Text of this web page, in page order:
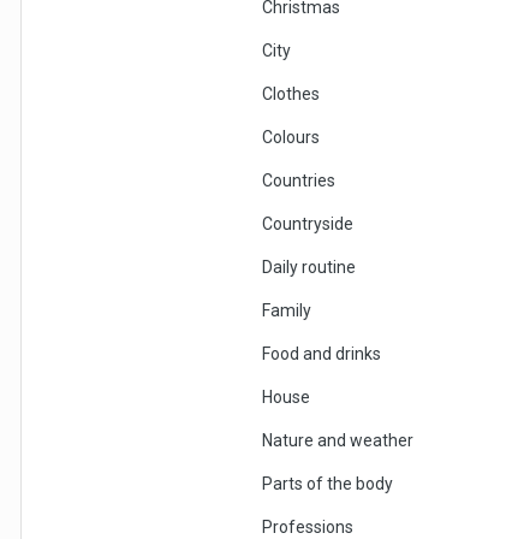
Christmas
City
Clothes
Colours
Countries
Countryside
Daily routine
Family
Food and drinks
House
Nature and weather
Parts of the body
Professions